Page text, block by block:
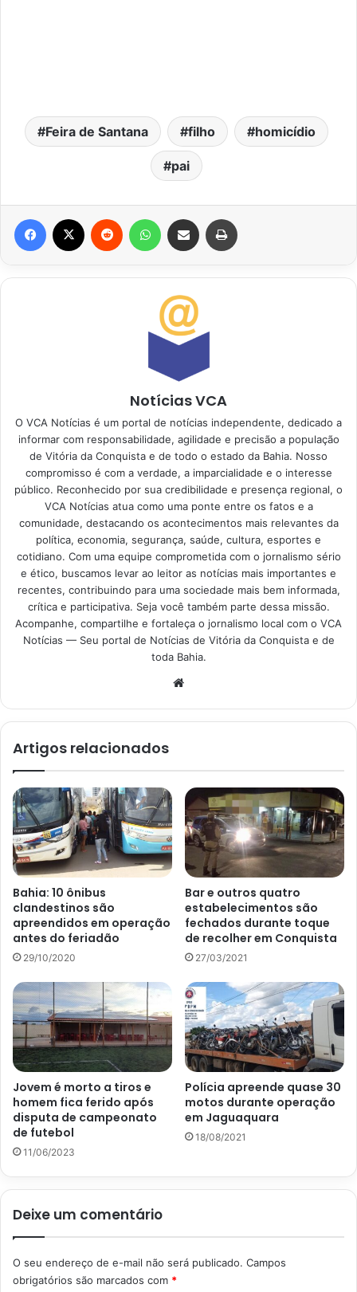
Feira de Santana filho homicídio
pai
Facebook Reddit WhatsAppCompartilhar via e-mail
Notícias VCA
O VCA Notícias é um portal de notícias independente, dedicado a
informar com responsabilidade, agilidade e precisão a população
de Vitória da Conquista e de todo o estado da Bahia. Nosso
compromisso é com a verdade, a imparcialidade e o interesse
público. Reconhecido por sua credibilidade e presença regional, o
VCA Notícias atua como uma ponte entre os fatos e a
comunidade, destacando os acontecimentos mais relevantes da
política, economia, segurança, saúde, cultura, esportes e
cotidiano. Com uma equipe comprometida com o jornalismo sério
e ético, buscamos levar ao leitor as notícias mais importantes e
recentes, contribuindo para uma sociedade mais bem informada,
crítica e participativa. Seja você também parte dessa missão.
Acompanhe, compartilhe e fortaleça o jornalismo local com o VCA
Notícias — Seu portal de Notícias de Vitória da Conquista e de
toda Bahia.
Artigos relacionados
Bahia: 10 ônibus
clandestinos são
apreendidos em operação
antes do feriadão
29/10/2020
Bar e outros quatro
estabelecimentos são
fechados durante toque
de recolher em Conquista
27/03/2021
Jovem é morto a tiros e
homem fica ferido após
disputa de campeonato
de futebol
11/06/2023
Polícia apreende quase 30
motos durante operação
em Jaguaquara
18/08/2021
Deixe um comentário
O seu endereço de e-mail não será publicado. Campos
obrigatórios são marcados com *